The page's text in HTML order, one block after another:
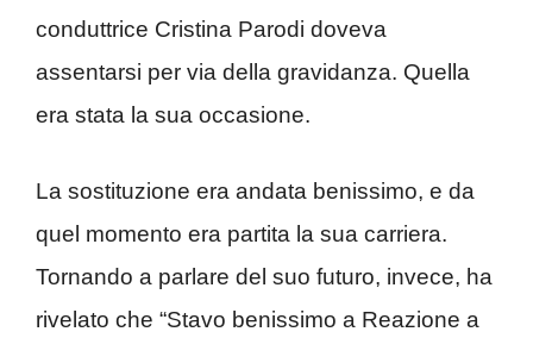
conduttrice Cristina Parodi doveva
assentarsi per via della gravidanza. Quella
era stata la sua occasione.
La sostituzione era andata benissimo, e da
quel momento era partita la sua carriera.
Tornando a parlare del suo futuro, invece, ha
rivelato che “Stavo benissimo a Reazione a